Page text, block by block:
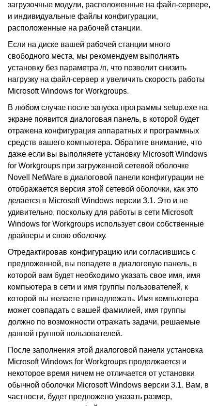
загрузочные модули, расположенные на файл-сервере,
и индивидуальные файлы конфигурации,
расположенные на рабочей станции.
Если на диске вашей рабочей станции много
свободного места, мы рекомендуем выполнять
установку без параметра /n, что позволит снизить
нагрузку на файл-сервер и увеличить скорость работы
Microsoft Windows for Workgroups.
В любом случае после запуска программы setup.exe на
экране появится диалоговая панель, в которой будет
отражена конфигурация аппаратных и программных
средств вашего компьютера. Обратите внимание, что
даже если вы выполняете установку Microsoft Windows
for Workgroups при загруженной сетевой оболочке
Novell NetWare в диалоговой панели конфигурации не
отображается версия этой сетевой оболочки, как это
делается в Microsoft Windows версии 3.1. Это и не
удивительно, поскольку для работы в сети Microsoft
Windows for Workgroups использует свои собственные
драйверы и свою оболочку.
Отредактировав конфигурацию или согласившись с
предложенной, вы попадете в диалоговую панель, в
которой вам будет необходимо указать свое имя, имя
компьютера в сети и имя группы пользователей, к
которой вы желаете принадлежать. Имя компьютера
может совпадать с вашей фамилией, имя группы
должно по возможности отражать задачи, решаемые
данной группой пользователей.
После заполнения этой диалоговой панели установка
Microsoft Windows for Workgroups продолжается и
некоторое время ничем не отличается от установки
обычной оболочки Microsoft Windows версии 3.1. Вам, в
частности, будет предложено указать размер,